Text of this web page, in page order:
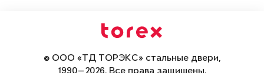
© ООО «ТД ТОРЭКС» стальные двери,